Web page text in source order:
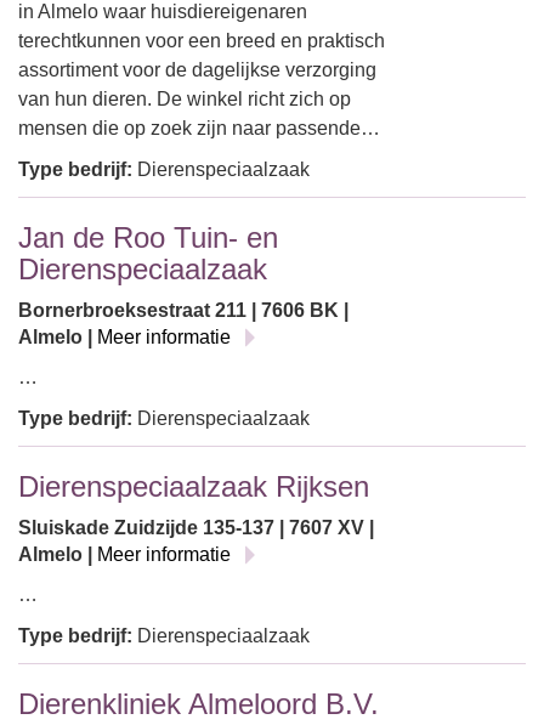
in Almelo waar huisdiereigenaren
terechtkunnen voor een breed en praktisch
assortiment voor de dagelijkse verzorging
van hun dieren. De winkel richt zich op
mensen die op zoek zijn naar passende…
Type bedrijf: Dierenspeciaalzaak
Jan de Roo Tuin- en
Dierenspeciaalzaak
Bornerbroeksestraat 211 | 7606 BK |
Almelo |
Meer informatie
…
Type bedrijf: Dierenspeciaalzaak
Dierenspeciaalzaak Rijksen
Sluiskade Zuidzijde 135-137 | 7607 XV |
Almelo |
Meer informatie
…
Type bedrijf: Dierenspeciaalzaak
Dierenkliniek Almeloord B.V.